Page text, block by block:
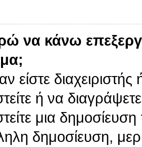
να κάνω
είστε
ή να
μια
δημοσίευση,